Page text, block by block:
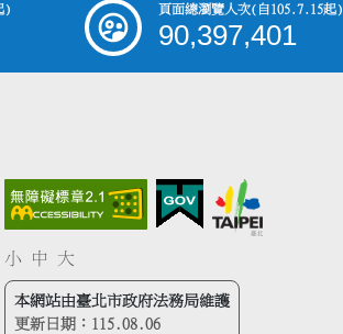
) 頁面總瀏覽人次(自105.7.15起)
90,397,401
小 中 大
本網站由臺北市政府法務局維護
更新日期： 115.08.06